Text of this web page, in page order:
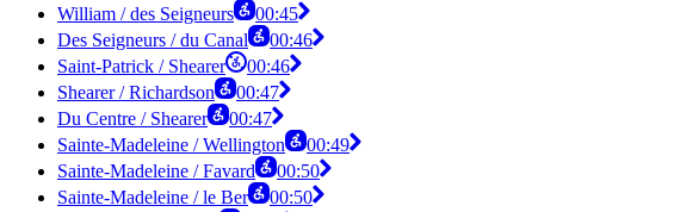
William / des Seigneurs
00:45
Des Seigneurs / du Canal
00:46
Saint-Patrick / Shearer
00:46
Shearer / Richardson
00:47
Du Centre / Shearer
00:47
Sainte-Madeleine / Wellington
00:49
Sainte-Madeleine / Favard
00:50
Sainte-Madeleine / le Ber
00:50